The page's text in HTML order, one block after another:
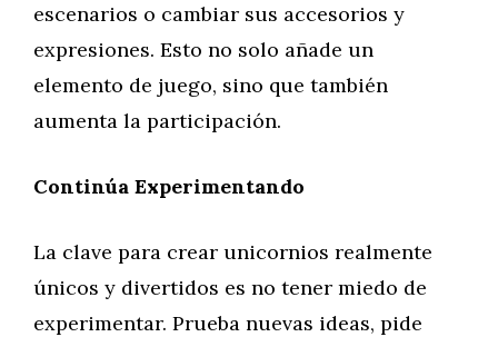
escenarios o cambiar sus accesorios y
expresiones. Esto no solo añade un
elemento de juego, sino que también
aumenta la participación.
Continúa Experimentando
La clave para crear unicornios realmente
únicos y divertidos es no tener miedo de
experimentar. Prueba nuevas ideas, pide